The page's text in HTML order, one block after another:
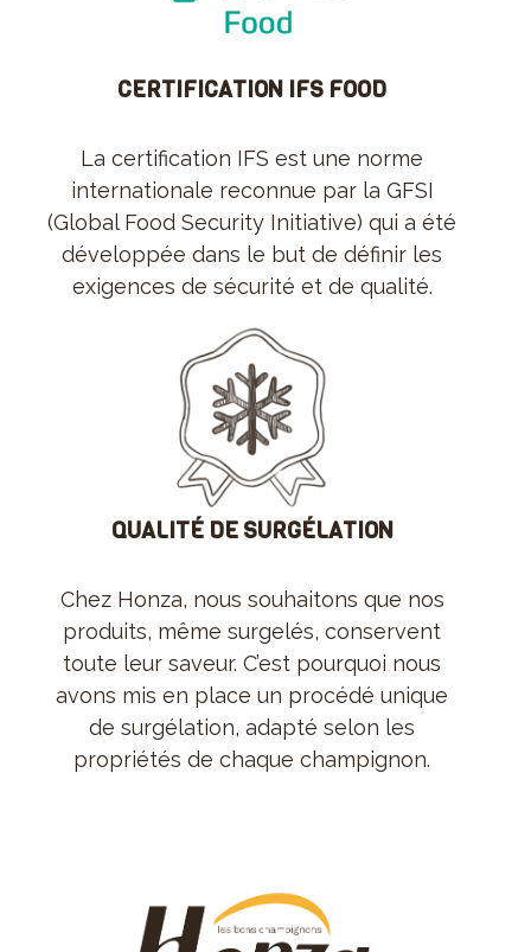
CERTIFICATION IFS FOOD
La certification IFS est une norme
internationale reconnue par la GFSI
(Global Food Security Initiative) qui a été
développée dans le but de définir les
exigences de sécurité et de qualité.
QUALITÉ DE SURGÉLATION
Chez Honza, nous souhaitons que nos
produits, même surgelés, conservent
toute leur saveur. C’est pourquoi nous
avons mis en place un procédé unique
de surgélation, adapté selon les
propriétés de chaque champignon.